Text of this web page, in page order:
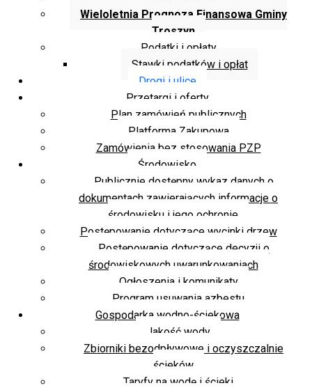
Wieloletnia Prognoza Finansowa Gminy
Troszyn
Podatki i opłaty
Stawki podatków i opłat
Drogi i ulice
Przetargi i oferty
Plan zamówień publicznych
Platforma Zakupowa
Zamówienia bez stosowania PZP
Środowisko
Publicznie dostępny wykaz danych o
dokumentach zawierających informacje o
środowisku i jego ochronie
Postępowanie dotyczące wycinki drzew
Postępowanie dotyczące decyzji o
środowiskowych uwarunkowaniach
Ogłoszenia i komunikaty
Program usuwania azbestu
Gospodarka wodno-ściekowa
Jakość wody
Zbiorniki bezodpływowe i oczyszczalnie
ścieków
Taryfy na wodę i ścieki